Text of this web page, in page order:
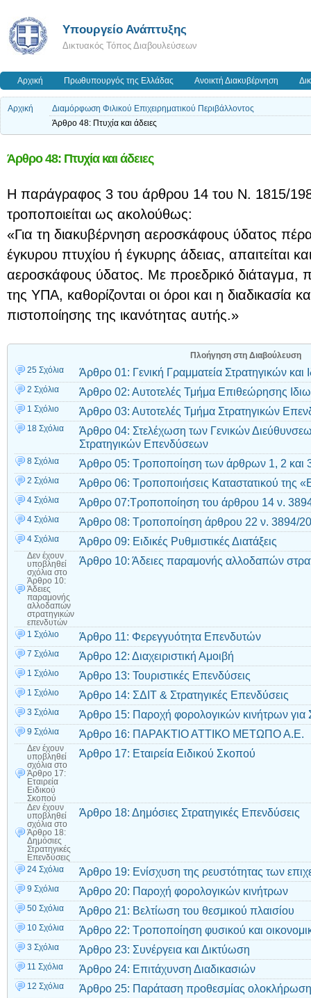
Υπουργείο Ανάπτυξης
Δικτυακός Τόπος Διαβουλεύσεων
Αρχική Πρωθυπουργός της Ελλάδας Ανοικτή Διακυβέρνηση
Αρχική
Διαμόρφωση Φιλικού Επιχειρηματικού Περιβάλλοντος
Άρθρο 48: Πτυχία και άδειες
Άρθρο 48: Πτυχία και άδειες
Η παράγραφος 3 του άρθρου 14 του Ν. 1815/
τροποποιείται ως ακολούθως:
«Για τη διακυβέρνηση αεροσκάφους ύδατος
έγκυρου πτυχίου ή έγκυρης άδειας, απαιτείται
αεροσκάφους ύδατος. Με προεδρικό διάταγμα,
της ΥΠΑ, καθορίζονται οι όροι και η διαδικασία
πιστοποίησης της ικανότητας αυτής.»
Πλοήγηση στη Διαβούλευση
25 Σχόλια
Άρθρο 01: Γενική Γραμματεία Στρατηγικών
2 Σχόλια Άρθρο 02: Αυτοτελές Τμήμα Επιθεώρησης
1 Σχόλιο Άρθρο 03: Αυτοτελές Τμήμα Στρατηγικών
18 Σχόλια
Άρθρο 04: Στελέχωση των Γενικών
Στρατηγικών Επενδύσεων
8 Σχόλια Άρθρο 05: Τροποποίηση των άρθρων 1, 2 και
2 Σχόλια Άρθρο 06: Τροποποιήσεις Καταστατικού της
4 Σχόλια Άρθρο 07:Τροποποίηση του άρθρου 14 ν.
4 Σχόλια Άρθρο 08: Τροποποίηση άρθρου 22 ν. 3894/
4 Σχόλια Άρθρο 09: Ειδικές Ρυθμιστικές Διατάξεις
Δεν έχουν
υποβληθεί
σχόλια στο
Άρθρο 10:
Άδειες
παραμονής
αλλοδαπών
στρατηγικών
επενδυτών
Άρθρο 10: Άδειες παραμονής αλλοδαπών
1 Σχόλιο Άρθρο 11: Φερεγγυότητα Επενδυτών
7 Σχόλια Άρθρο 12: Διαχειριστική Αμοιβή
1 Σχόλιο Άρθρο 13: Τουριστικές Επενδύσεις
1 Σχόλιο Άρθρο 14: ΣΔΙΤ & Στρατηγικές Επενδύσεις
3 Σχόλια Άρθρο 15: Παροχή φορολογικών κινήτρων για
9 Σχόλια Άρθρο 16: ΠΑΡΑΚΤΙΟ ΑΤΤΙΚΟ ΜΕΤΩΠΟ Α.Ε.
Δεν έχουν
υποβληθεί
σχόλια στο
Άρθρο 17:
Εταιρεία
Ειδικού
Σκοπού
Άρθρο 17: Εταιρεία Ειδικού Σκοπού
Δεν έχουν
υποβληθεί
σχόλια στο
Άρθρο 18:
Δημόσιες
Στρατηγικές
Επενδύσεις
Άρθρο 18: Δημόσιες Στρατηγικές Επενδύσεις
24 Σχόλια Άρθρο 19: Ενίσχυση της ρευστότητας των
9 Σχόλια Άρθρο 20: Παροχή φορολογικών κινήτρων
50 Σχόλια Άρθρο 21: Βελτίωση του θεσμικού πλαισίου
10 Σχόλια Άρθρο 22: Τροποποίηση φυσικού και
3 Σχόλια Άρθρο 23: Συνέργεια και Δικτύωση
11 Σχόλια Άρθρο 24: Επιτάχυνση Διαδικασιών
12 Σχόλια Άρθρο 25: Παράταση προθεσμίας